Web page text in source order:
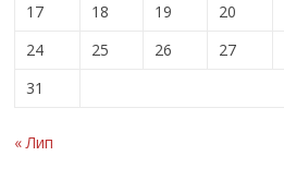
17
18 19 20
24
25 26 27
31
« Лип